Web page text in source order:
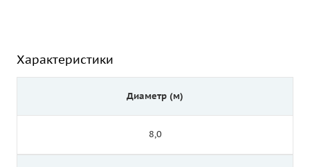
Характеристики
Диаметр (м)
8,0